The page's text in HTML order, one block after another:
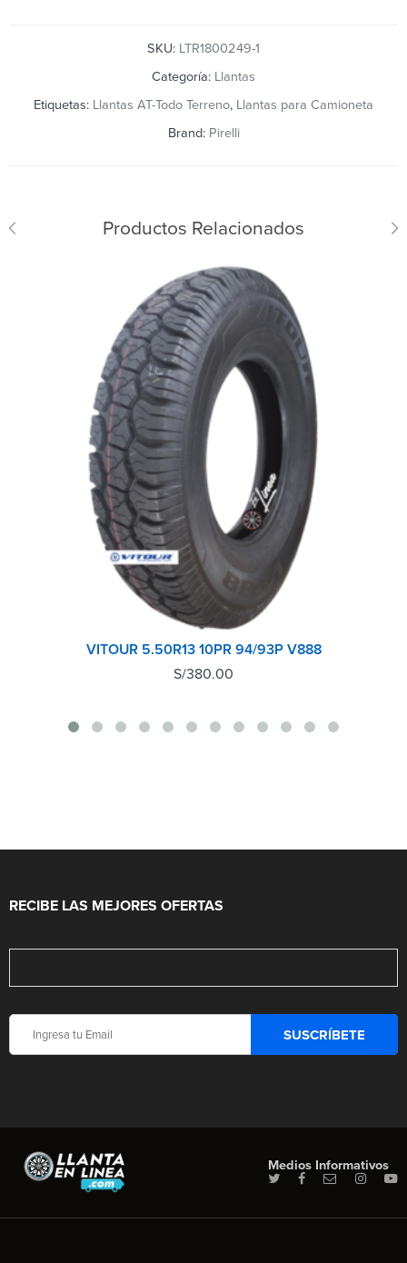
SKU: LTR1800249-1
Categoría: Llantas
Etiquetas: Llantas AT-Todo Terreno, Llantas para Camioneta
Brand: Pirelli
Productos Relacionados
VITOUR 5.50R13 10PR 94/93P V888
S/380.00
RECIBE LAS MEJORES OFERTAS
Medios Informativos